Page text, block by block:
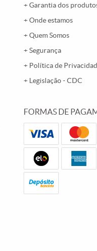
Garantia dos
Onde estamos
Quem Somos
Segurança
Política de
Legislação - CDC
FORMAS DE